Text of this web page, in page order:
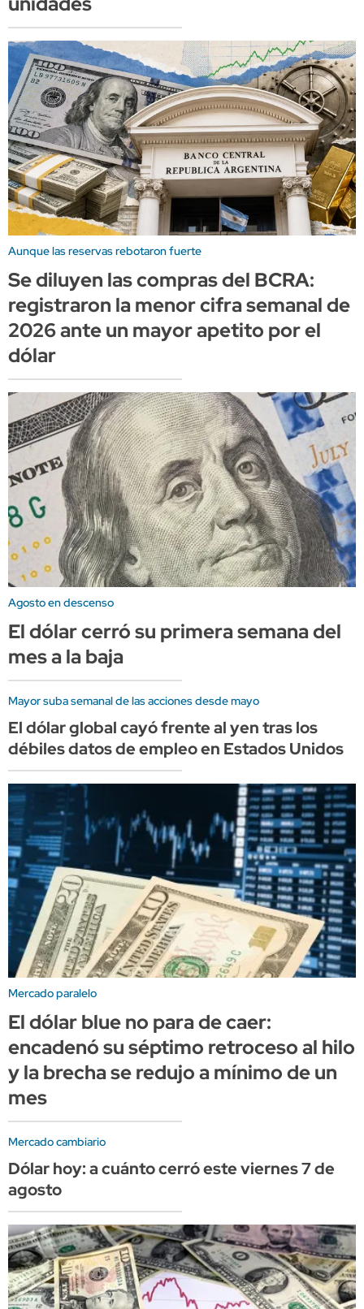
Aunque las reservas rebotaron fuerte
Se diluyen las compras del BCRA:
registraron la menor cifra semanal de
2026 ante un mayor apetito por el
dólar
Agosto en descenso
El dólar cerró su primera semana del
mes a la baja
Mayor suba semanal de las acciones desde mayo
El dólar global cayó frente al yen tras los
débiles datos de empleo en Estados Unidos
Mercado paralelo
El dólar blue no para de caer:
encadenó su séptimo retroceso al hilo
y la brecha se redujo a mínimo de un
mes
Mercado cambiario
Dólar hoy: a cuánto cerró este viernes 7 de
agosto